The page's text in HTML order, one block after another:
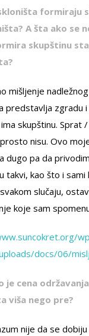
formiraju
A šta ako se
skupštinu
mišljenje
predstavlja zgradu i
skupštinu. Sprat
nisu. Ovo
dugo pa da
takvi, kao što i sami
slučaju,
koje sam
docs/06/
je cena
viša nego pre?
nije da se dobiju